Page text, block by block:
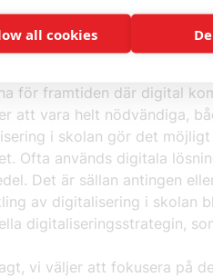
framförde att en
för framtiden där digital
att vara helt nödvändiga,
i skolan gör det
Ofta används digitala
Det är sällan antingen
av digitalisering i skolan
digitaliseringsstrategin,
vi väljer att fokusera på
all cookies